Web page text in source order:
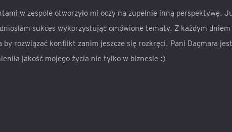
w zespole otworzyło mi oczy na zupełnie inną perspektywę.
sukces wykorzystując omówione tematy. Z każdym dniem
rozwiązać konflikt zanim jeszcze się rozkręci. Pani Dagmara jest
jakość mojego życia nie tylko w biznesie :)